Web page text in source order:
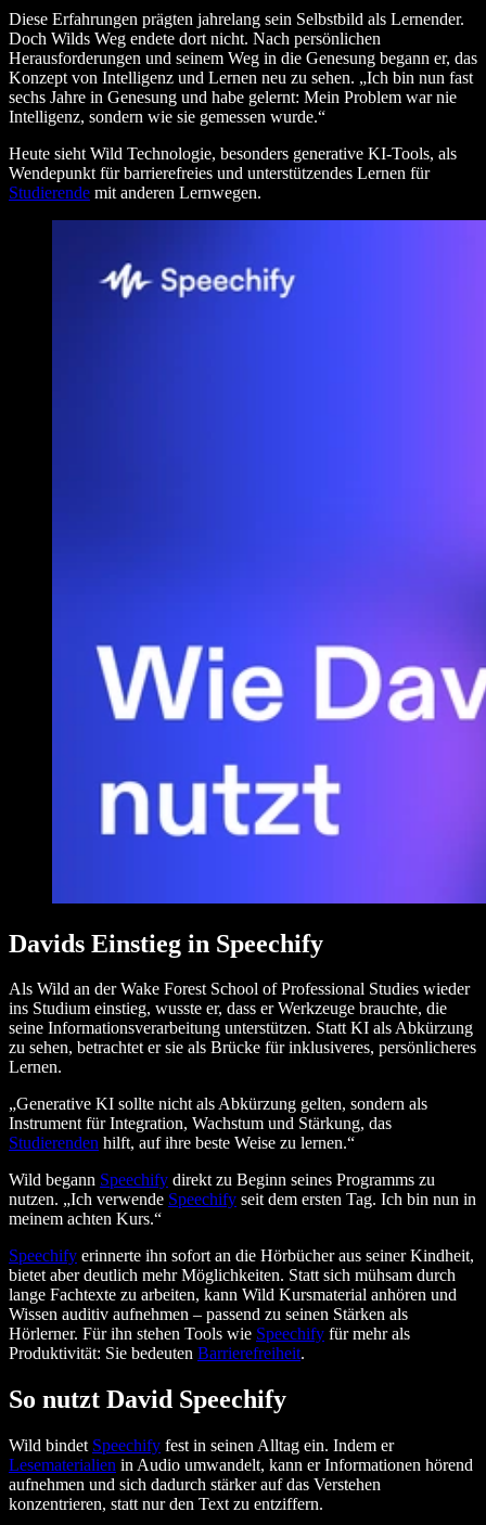
Diese Erfahrungen prägten jahrelang sein Selbstbild als Lernender.
Doch Wilds Weg endete dort nicht. Nach persönlichen
Herausforderungen und seinem Weg in die Genesung begann er, das
Konzept von Intelligenz und Lernen neu zu sehen. „Ich bin nun fast
sechs Jahre in Genesung und habe gelernt: Mein Problem war nie
Intelligenz, sondern wie sie gemessen wurde.“
Heute sieht Wild Technologie, besonders generative KI-Tools, als
Wendepunkt für barrierefreies und unterstützendes Lernen für
Studierende mit anderen Lernwegen.
Davids Einstieg in Speechify
Als Wild an der Wake Forest School of Professional Studies wieder
ins Studium einstieg, wusste er, dass er Werkzeuge brauchte, die
seine Informationsverarbeitung unterstützen. Statt KI als Abkürzung
zu sehen, betrachtet er sie als Brücke für inklusiveres, persönlicheres
Lernen.
„Generative KI sollte nicht als Abkürzung gelten, sondern als
Instrument für Integration, Wachstum und Stärkung, das
Studierenden hilft, auf ihre beste Weise zu lernen.“
Wild begann Speechify direkt zu Beginn seines Programms zu
nutzen. „Ich verwende Speechify seit dem ersten Tag. Ich bin nun in
meinem achten Kurs.“
Speechify erinnerte ihn sofort an die Hörbücher aus seiner Kindheit,
bietet aber deutlich mehr Möglichkeiten. Statt sich mühsam durch
lange Fachtexte zu arbeiten, kann Wild Kursmaterial anhören und
Wissen auditiv aufnehmen – passend zu seinen Stärken als
Hörlerner. Für ihn stehen Tools wie Speechify für mehr als
Produktivität: Sie bedeuten Barrierefreiheit.
So nutzt David Speechify
Wild bindet Speechify fest in seinen Alltag ein. Indem er
Lesematerialien in Audio umwandelt, kann er Informationen hörend
aufnehmen und sich dadurch stärker auf das Verstehen
konzentrieren, statt nur den Text zu entziffern.